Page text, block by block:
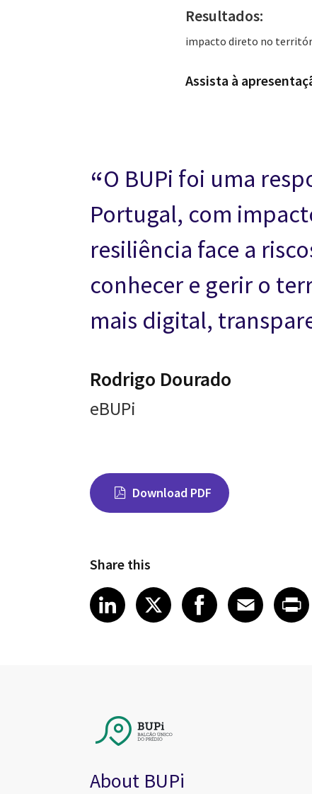
Resultados:
impacto direto no
Assista à
O BUPi foi uma
Portugal, com
resiliência face a
conhecer e gerir o
mais digital,
Rodrigo Dourado
eBUPi
Download PDF
Share this
Share on LinkedIn
LinkedIn
Share on X
XShare onFacebook
Share on
Email
About BUPi